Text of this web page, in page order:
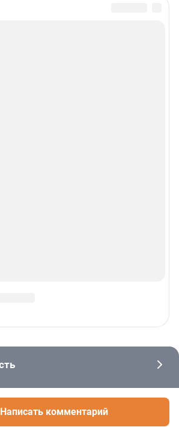
Написать комментарий